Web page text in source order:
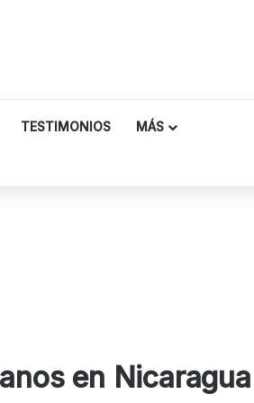
TESTIMONIOS MÁS
en Nicaragua